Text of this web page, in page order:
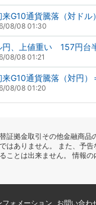
来G10通貨騰落（対ド
08/08 01:30
円、上値重い 157円台
08/08 01:21
来G10通貨騰落（対円
08/08 01:20
証拠金取引その他金融商品
はありません。 また、予
ことは出来ません。 情報
フォメーション お問い合わ